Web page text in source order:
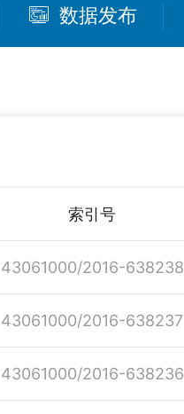
数据发布
索引号
43061000/2016-638238
43061000/2016-638237
43061000/2016-638236